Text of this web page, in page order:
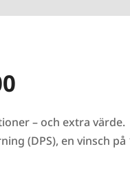
– och extra värde.
(DPS), en vinsch på